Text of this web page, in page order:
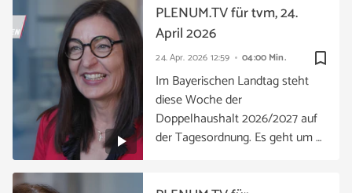
bookmark_border
24. Apr. 2026 12:59 04:00 Min.
PLENUM.TV für tvm, 24.
April 2026
Im Bayerischen Landtag steht
diese Woche der
Doppelhaushalt 2026/2027 auf
der Tagesordnung. Es geht um …